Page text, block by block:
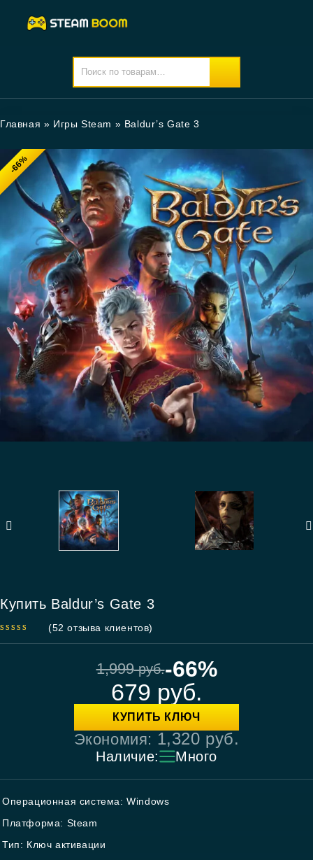
Главная » Игры Steam » Baldur’s Gate 3
-66%
Купить Baldur’s Gate 3
(52 отзыва клиентов)
1,999руб.-66%
679 руб.
КУПИТЬ КЛЮЧ
Экономия: 1,320 руб.
Наличие: Много
Операционная система: Windows
Платформа: Steam
Тип: Ключ активации